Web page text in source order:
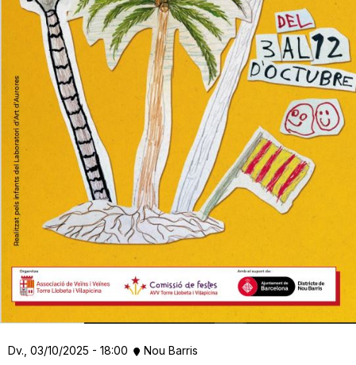
Dv., 03/10/2025 - 18:00 Nou Barris